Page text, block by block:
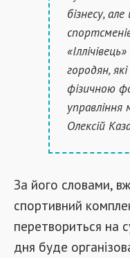
бізнесу,
городян,
фізичною
Олексій
За його словами,
спортивний
перетвориться на
дня буде